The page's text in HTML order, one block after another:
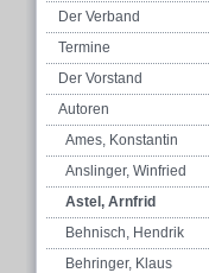
Der Verband
Termine
Der Vorstand
Autoren
Ames, Konstantin
Anslinger, Winfried
Astel, Arnfrid
Behnisch, Hendrik
Behringer, Klaus